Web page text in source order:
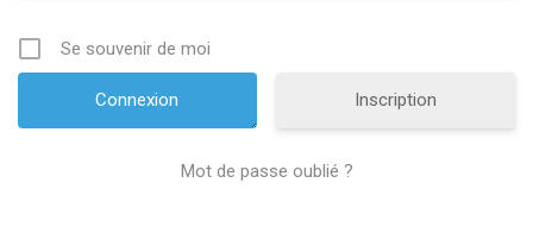
Se souvenir de moi
Inscription
Mot de passe oublié ?